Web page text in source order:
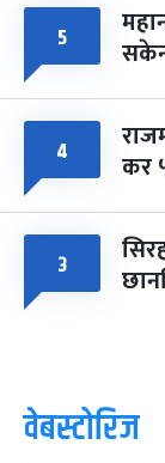
५
४ कर
३
वेबस्टोरिज